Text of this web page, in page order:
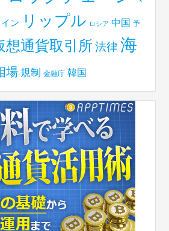
ン リップル ロシア 中国 予
想通貨取引所 法律 海
場 規制 金融庁 韓国